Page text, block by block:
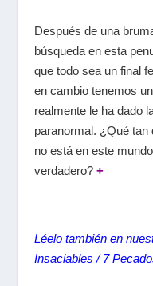
Después de una
búsqueda en esta
que todo sea un final
en cambio tenemos
realmente le ha dado
paranormal. ¿Qué tan
no está en este
verdadero?+
Léelo también en
Insaciables / 7